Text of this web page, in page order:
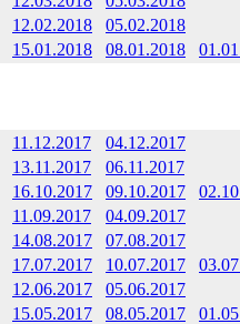
12.02.2018
05.02.2018
15.01.2018 08.01.2018
11.12.2017
04.12.2017
13.11.2017
06.11.2017
16.10.2017 09.10.2017
11.09.2017
04.09.2017
14.08.2017
07.08.2017
17.07.2017 10.07.2017
12.06.2017
05.06.2017
15.05.2017 08.05.2017